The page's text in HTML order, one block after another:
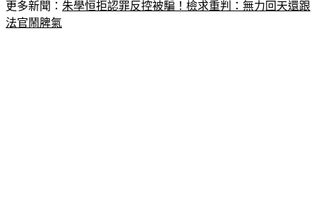
更多新聞： 朱學恒拒認罪反控被騙！檢求重判：無力回天還跟
法官鬧脾氣